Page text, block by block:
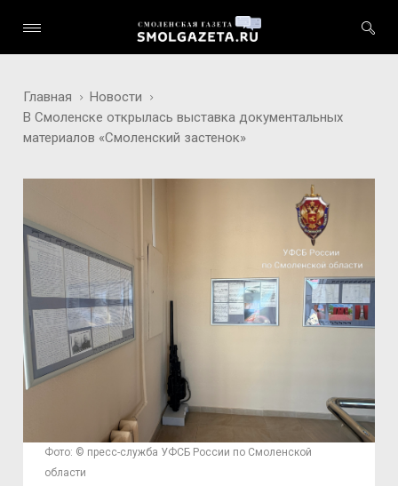
Главная
Новости
В Смоленске открылась выставка документальных
материалов «Смоленский застенок»
Фото: © пресс-служба УФСБ России по Смоленской
области